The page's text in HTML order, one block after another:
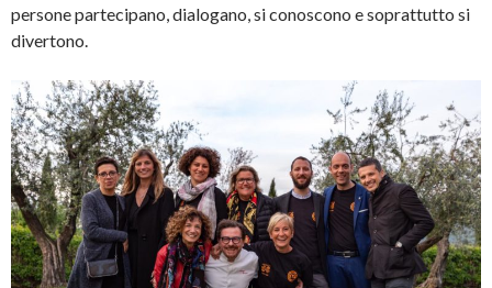
persone partecipano, dialogano, si conoscono e soprattutto si
divertono.